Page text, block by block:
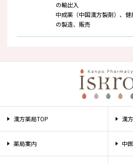
の輸出入
中成薬（中国漢方製剤）、
の製造、販売
漢方薬局TOP 漢
薬局案内 中